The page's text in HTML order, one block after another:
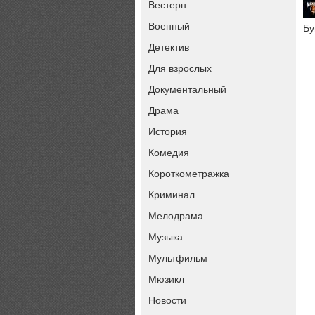
Вестерн
Военный
Детектив
Для взрослых
Документальный
Драма
История
Комедия
Короткометражка
Криминал
Мелодрама
Музыка
Мультфильм
Мюзикл
Новости